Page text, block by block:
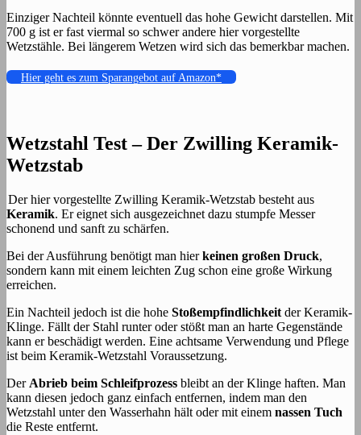
Einziger Nachteil könnte eventuell das hohe Gewicht darstellen. Mit
700 g ist er fast viermal so schwer andere hier vorgestellte
Wetzstähle. Bei längerem Wetzen wird sich das bemerkbar machen.
Hier geht es zum Sparangebot auf Amazon*
Wetzstahl Test – Der Zwilling Keramik-
Wetzstab
Der hier vorgestellte Zwilling Keramik-Wetzstab besteht aus
Keramik. Er eignet sich ausgezeichnet dazu stumpfe Messer
schonend und sanft zu schärfen.
Bei der Ausführung benötigt man hierkeinen großen Druck,
sondern kann mit einem leichten Zug schon eine große Wirkung
erreichen.
Ein Nachteil jedoch ist die hohe Stoßempfindlichkeit der Keramik-
Klinge. Fällt der Stahl runter oder stößt man an harte Gegenstände
kann er beschädigt werden. Eine achtsame Verwendung und Pflege
ist beim Keramik-Wetzstahl Voraussetzung.
Der Abrieb beim Schleifprozess bleibt an der Klinge haften. Man
kann diesen jedoch ganz einfach entfernen, indem man den
Wetzstahl unter den Wasserhahn hält oder mit einem nassen Tuch
die Reste entfernt.